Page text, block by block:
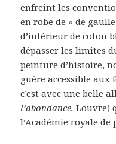
enfreint les
en robe de « de
d’intérieur de coton
dépasser les limites
peinture d’histoire,
guère accessible aux
c’est avec une belle
l’abondance, Louvre)
l’Académie royale